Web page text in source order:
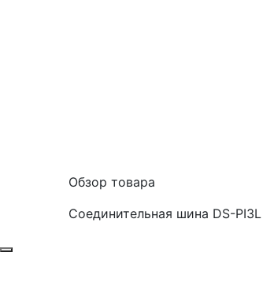
Обзор товара
Соединительная шина DS-PI3L